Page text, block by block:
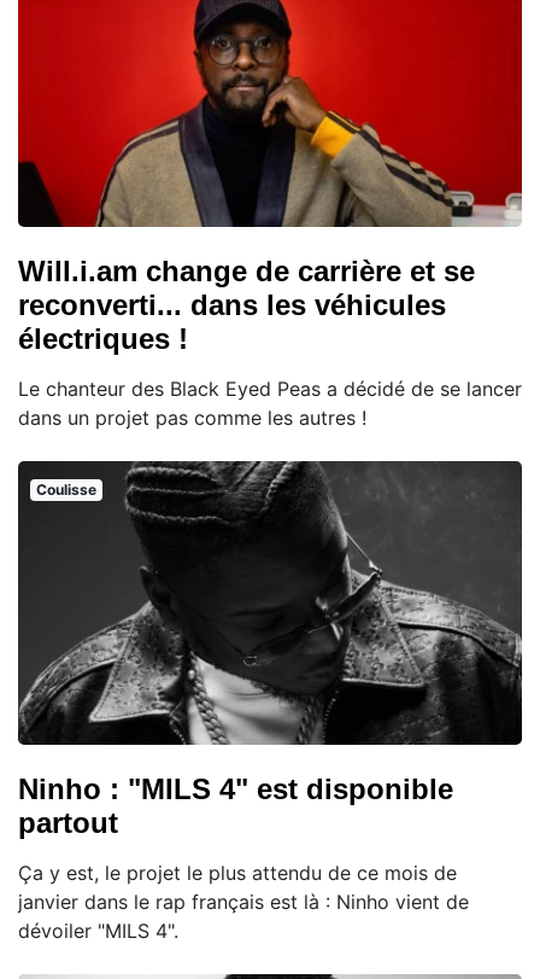
Will.i.am change de carrière et se
reconverti... dans les véhicules
électriques !
Le chanteur des Black Eyed Peas a décidé de se lancer
dans un projet pas comme les autres !
Coulisse
Ninho : "MILS 4" est disponible
partout
Ça y est, le projet le plus attendu de ce mois de
janvier dans le rap français est là : Ninho vient de
dévoiler "MILS 4".